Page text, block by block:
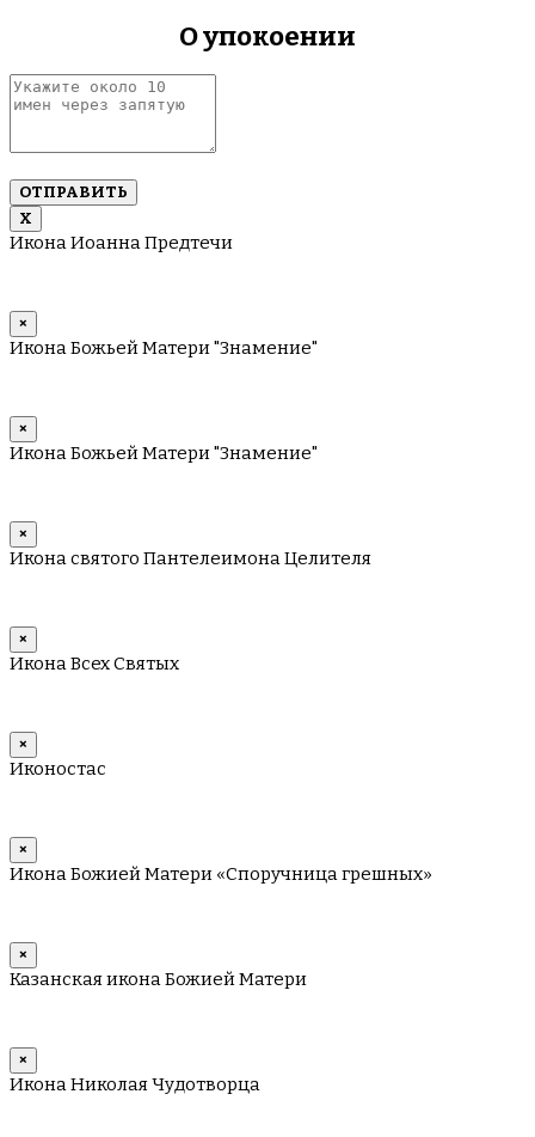
О упокоении
Укажите
около
имен
запятую
Х
Икона Иоанна Предтечи
×
Икона Божьей Матери "Знамение"
×
Икона Божьей Матери "Знамение"
×
Икона святого Пантелеимона Целителя
×
Икона Всех Святых
×
Иконостас
×
Икона Божией Матери «Споручница грешных»
×
Казанская икона Божией Матери
×
Икона Николая Чудотворца